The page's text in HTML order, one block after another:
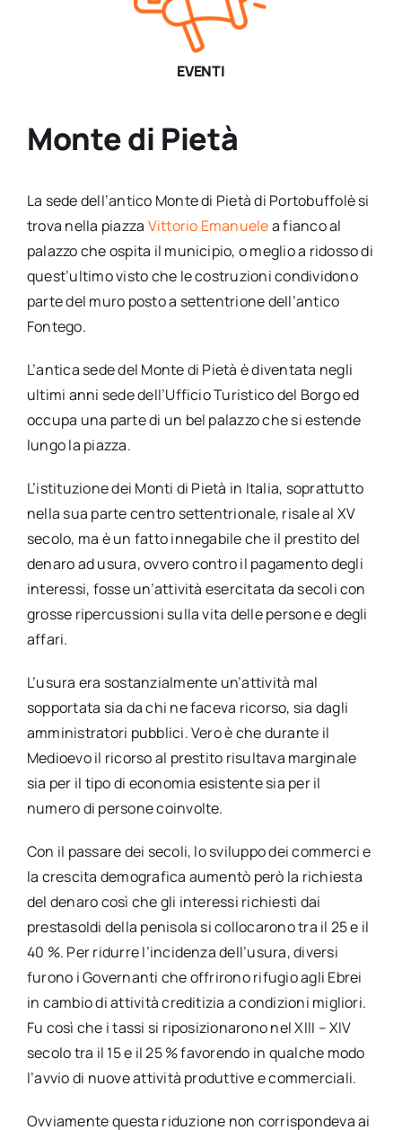
EVENTI
Monte di Pietà
La sede dell’antico Monte di Pietà di Portobuffolè si
trova nella piazza Vittorio Emanuelea fianco al
palazzo che ospita il municipio, o meglio a ridosso di
quest’ultimo visto che le costruzioni condividono
parte del muro posto a settentrione dell’antico
Fontego.
L’antica sede del Monte di Pietà è diventata negli
ultimi anni sede dell’Ufficio Turistico del Borgo ed
occupa una parte di un bel palazzo che si estende
lungo la piazza.
L’istituzione dei Monti di Pietà in Italia, soprattutto
nella sua parte centro settentrionale, risale al XV
secolo, ma è un fatto innegabile che il prestito del
denaro ad usura, ovvero contro il pagamento degli
interessi, fosse un’attività esercitata da secoli con
grosse ripercussioni sulla vita delle persone e degli
affari.
L’usura era sostanzialmente un’attività mal
sopportata sia da chi ne faceva ricorso, sia dagli
amministratori pubblici. Vero è che durante il
Medioevo il ricorso al prestito risultava marginale
sia per il tipo di economia esistente sia per il
numero di persone coinvolte.
Con il passare dei secoli, lo sviluppo dei commerci e
la crescita demografica aumentò però la richiesta
del denaro così che gli interessi richiesti dai
prestasoldi della penisola si collocarono tra il 25 e il
40 %. Per ridurre l’incidenza dell’usura, diversi
furono i Governanti che offrirono rifugio agli Ebrei
in cambio di attività creditizia a condizioni migliori.
Fu così che i tassi si riposizionarono nel XIII – XIV
secolo tra il 15 e il 25 % favorendo in qualche modo
l’avvio di nuove attività produttive e commerciali.
Ovviamente questa riduzione non corrispondeva ai